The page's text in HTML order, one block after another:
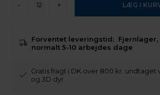
- +
Forventet leveringstid:
normalt 5-10 arbejdes dage
Gratis fragt i DK over 800 kr.
og 3D dyr